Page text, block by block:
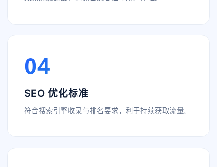
04
SEO 优化标准
符合搜索引擎收录与排名要求，利于持续获取流量。